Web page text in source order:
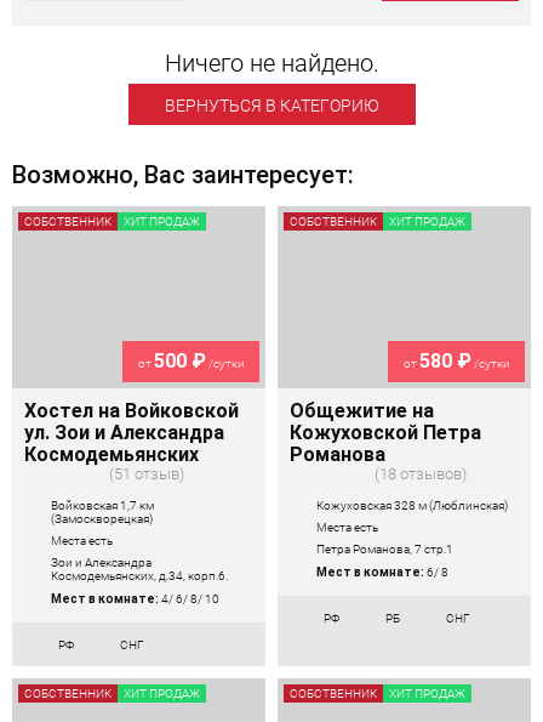
Ничего не найдено.
ВЕРНУТЬСЯ В КАТЕГОРИЮ
Возможно, Вас заинтересует:
от500 ₽/сутки
Хостел на Войковской
ул. Зои и Александра
Космодемьянских
51 отзыв
Войковская 1,7 км
(Замоскворецкая)
Места есть
Зои и Александра
Космодемьянских, д.34, корп.6.
Мест в комнате: 4/ 6/ 8/ 10
РФ СНГ
СОБСТВЕННИК ХИТ ПРОДАЖ
от580 ₽/сутки
Общежитие на
Кожуховской Петра
Романова
18 отзывов
Кожуховская 328 м (Люблинская)
Места есть
Петра Романова, 7 стр.1
Мест в комнате: 6/ 8
РФ РБ СНГ
СОБСТВЕННИК ХИТ ПРОДАЖ
СОБСТВЕННИК ХИТ ПРОДАЖ СОБСТВЕННИК ХИТ ПРОДАЖ